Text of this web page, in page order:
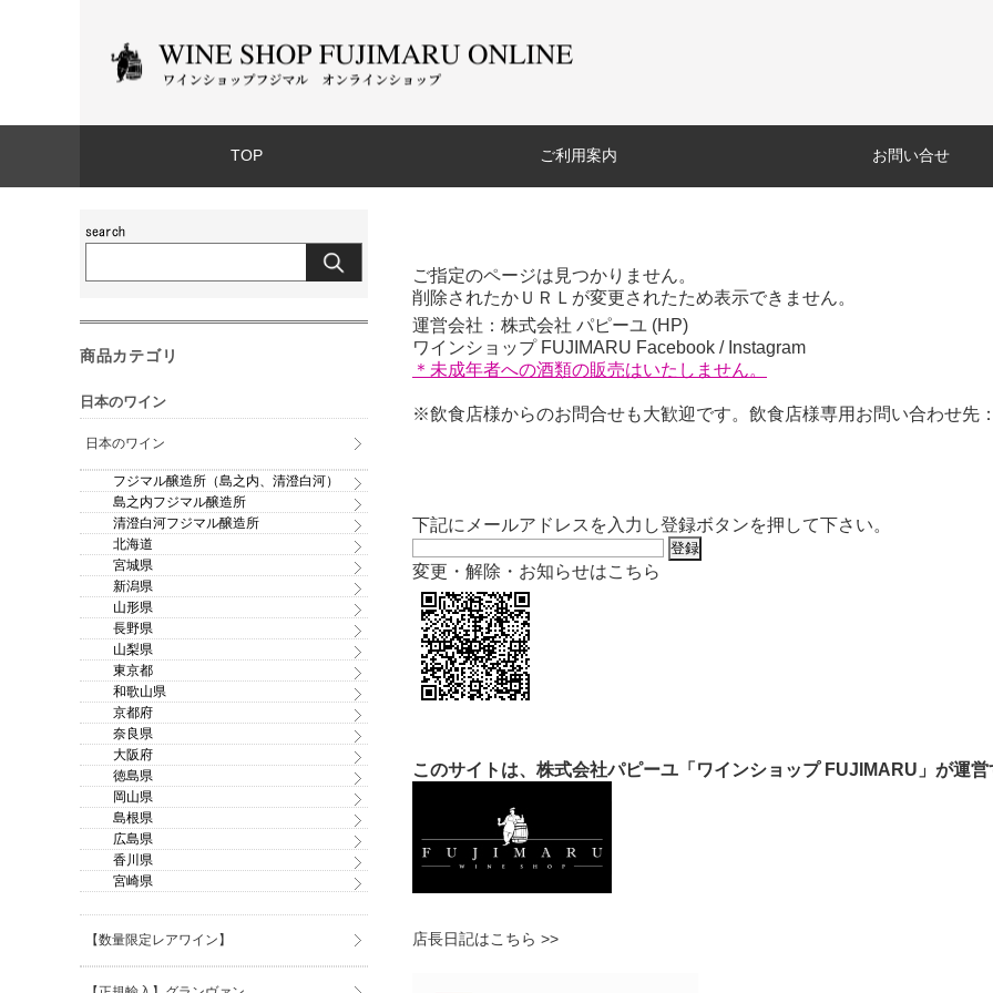
TOP ご利用案内 お問い合せ
ご指定のページは見つかりません。
削除されたかＵＲＬが変更されたため表示できません。
運営会社：株式会社 パピーユ (HP)
ワインショップ FUJIMARU Facebook / Instagram
＊未成年者への酒類の販売はいたしません。
※飲食店様からのお問合せも大歓迎です。飲食店様専用お問い合わせ先
商品カテゴリ
日本のワイン
日本のワイン
フジマル醸造所（島之内、清澄白河）
島之内フジマル醸造所
清澄白河フジマル醸造所
北海道
宮城県
新潟県
山形県
長野県
山梨県
東京都
和歌山県
京都府
奈良県
大阪府
徳島県
岡山県
島根県
広島県
香川県
宮崎県
【数量限定レアワイン】
下記にメールアドレスを入力し登録ボタンを押して下さい。
変更・解除・お知らせはこちら
このサイトは、株式会社パピーユ「ワインショップ FUJIMARU」が運営
店長日記はこちら >>